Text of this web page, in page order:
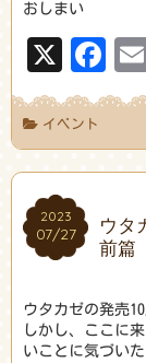
おしまい
X
イベント
2023
07/27
2023
07/27
ウタ
前篇
ウタカゼの発売
しかし、ここに
いことに気づい